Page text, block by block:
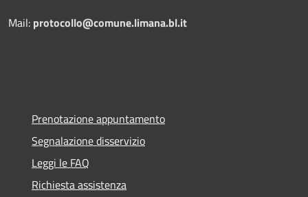
Mail: protocollo@comune.limana.bl.it
Prenotazione appuntamento
Segnalazione disservizio
Leggi le FAQ
Richiesta assistenza